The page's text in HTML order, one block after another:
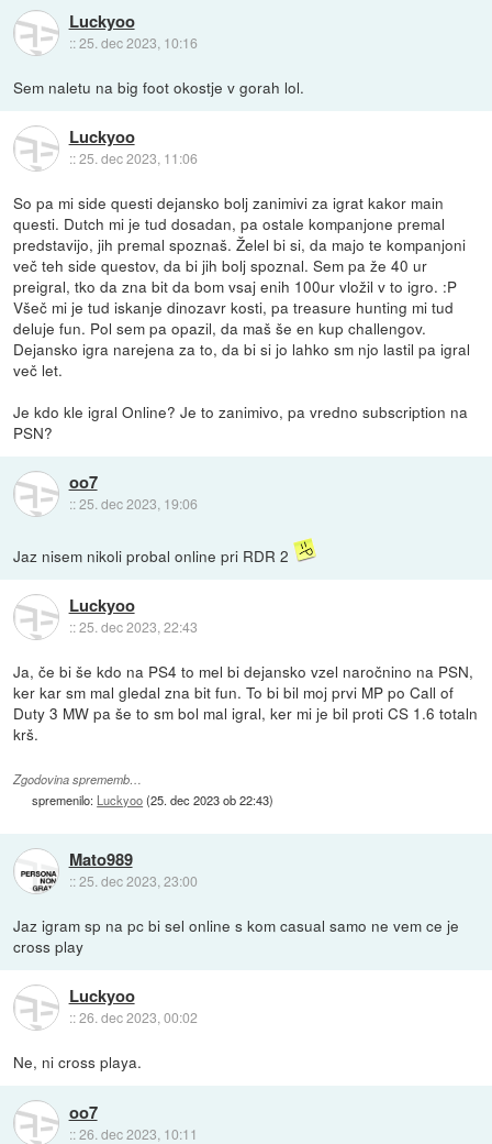
Luckyoo
::25. dec 2023, 10:16
Sem naletu na big foot okostje v gorah lol.
Luckyoo
::25. dec 2023, 11:06
So pa mi side questi dejansko bolj zanimivi za igrat kakor main
questi. Dutch mi je tud dosadan, pa ostale kompanjone premal
predstavijo, jih premal spoznaš. Želel bi si, da majo te kompanjoni
več teh side questov, da bi jih bolj spoznal. Sem pa že 40 ur
preigral, tko da zna bit da bom vsaj enih 100ur vložil v to igro. :P
Všeč mi je tud iskanje dinozavr kosti, pa treasure hunting mi tud
deluje fun. Pol sem pa opazil, da maš še en kup challengov.
Dejansko igra narejena za to, da bi si jo lahko sm njo lastil pa igral
več let.
Je kdo kle igral Online? Je to zanimivo, pa vredno subscription na
PSN?
oo7
::25. dec 2023, 19:06
Jaz nisem nikoli probal online pri RDR 2
Luckyoo
::25. dec 2023, 22:43
Ja, če bi še kdo na PS4 to mel bi dejansko vzel naročnino na PSN,
ker kar sm mal gledal zna bit fun. To bi bil moj prvi MP po Call of
Duty 3 MW pa še to sm bol mal igral, ker mi je bil proti CS 1.6 totaln
krš.
Zgodovina sprememb…
spremenilo: Luckyoo(25. dec 2023 ob 22:43)
Mato989
::25. dec 2023, 23:00
Jaz igram sp na pc bi sel online s kom casual samo ne vem ce je
cross play
Luckyoo
::26. dec 2023, 00:02
Ne, ni cross playa.
oo7
::26. dec 2023, 10:11